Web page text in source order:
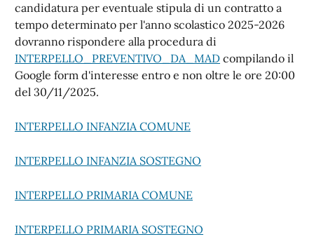
candidatura per eventuale stipula di un contratto a
tempo determinato per l'anno scolastico 2025-2026
dovranno rispondere alla procedura di
INTERPELLO_PREVENTIVO_DA_MAD compilando il
Google form d'interesse entro e non oltre le ore 20:00
del 30/11/2025.
INTERPELLO INFANZIA COMUNE
INTERPELLO INFANZIA SOSTEGNO
INTERPELLO PRIMARIA COMUNE
INTERPELLO PRIMARIA SOSTEGNO